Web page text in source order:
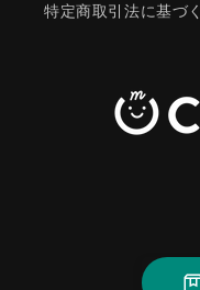
特定商取引法に基づ